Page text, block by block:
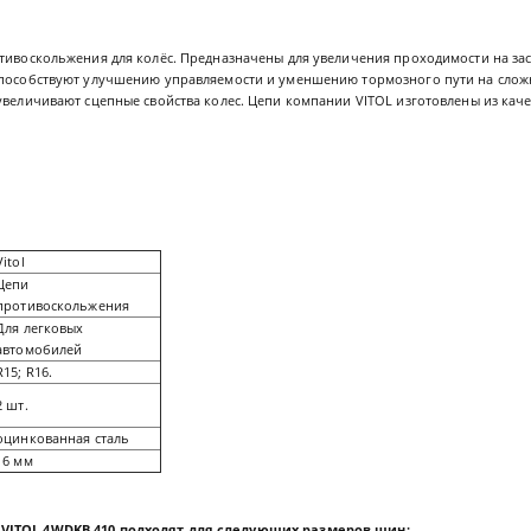
для колёс. Предназначены для увеличения проходимости на
улучшению управляемости и уменшению тормозного пути на
сцепные свойства колес. Цепи компании VITOL изготовлены из
легковых
R16.
шт.
сталь
мм